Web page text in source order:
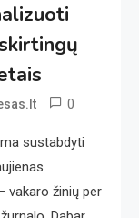
0
sustabdyti
vakaro žinių per